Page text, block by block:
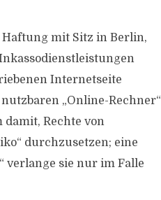
Haftung mit Sitz in Berlin,
Internetseite
„Online-Rechner“
Rechte von
durchzusetzen; eine
verlange sie nur im Falle